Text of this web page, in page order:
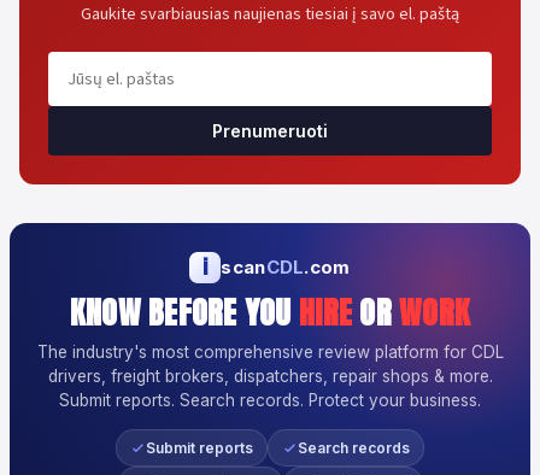
Gaukite svarbiausias naujienas tiesiai į savo el. paštą
Prenumeruoti
i scanCDL.com
KNOW BEFORE YOU HIREORWORK
The industry's most comprehensive review platform for CDL
drivers, freight brokers, dispatchers, repair shops & more.
Submit reports. Search records. Protect your business.
Submit reports Search records